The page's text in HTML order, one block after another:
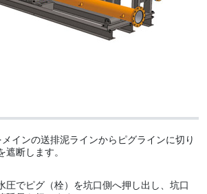
インの送排泥ラインからピグラインに切り
断します。
圧でピグ（栓）を坑口側へ押し出し、坑口